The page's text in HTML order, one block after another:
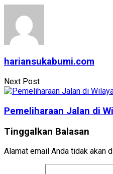
hariansukabumi.com
Next Post
Pemeliharaan Jalan di
Tinggalkan Balasan
Alamat email Anda tidak akan